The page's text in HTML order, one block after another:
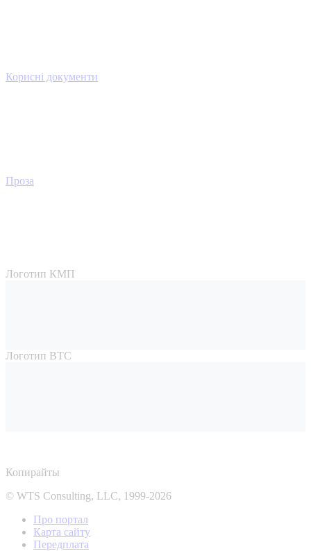
Корисні документи
Проза
Логотип КМП
Логотип ВТС
Копирайты
© WTS Consulting, LLC, 1999-2026
Про портал
Карта сайту
Передплата